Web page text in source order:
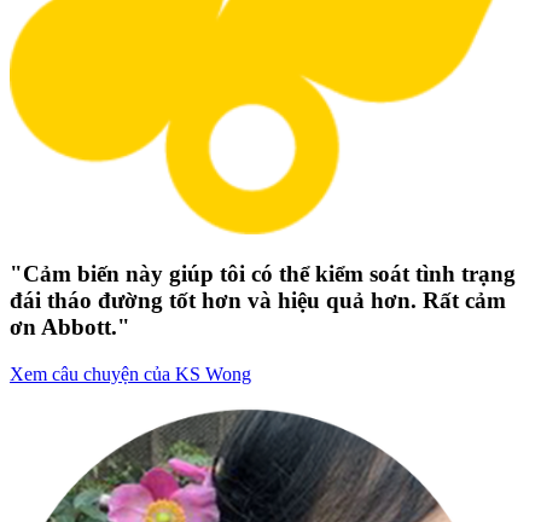
"Cảm biến này giúp tôi có thể kiểm soát tình trạng
đái tháo đường tốt hơn và hiệu quả hơn. Rất cảm
ơn Abbott."
Xem câu chuyện của KS Wong